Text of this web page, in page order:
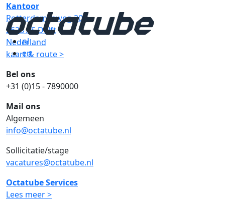
nl
en
Kantoor
Rotterdamseweg 200
2628 AS Delft
Nederland
kaart & route >
Bel ons
+31 (0)15 - 7890000
Mail ons
Algemeen
info@octatube.nl
Sollicitatie/stage
vacatures@octatube.nl
Octatube Services
Lees meer >